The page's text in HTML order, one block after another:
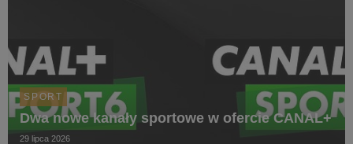
SPORT
Dwa nowe kanały sportowe w ofercie CANAL+
29 lipca 2026